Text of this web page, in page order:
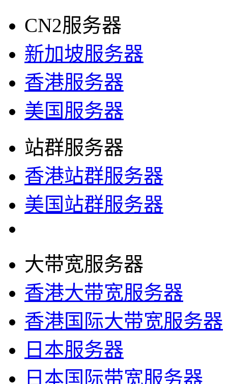
CN2服务器
新加坡服务器
香港服务器
美国服务器
站群服务器
香港站群服务器
美国站群服务器
大带宽服务器
香港大带宽服务器
香港国际大带宽服务器
日本服务器
日本国际带宽服务器